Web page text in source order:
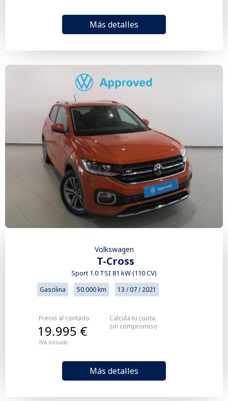
Más detalles
Volkswagen
T-Cross
Sport 1.0 TSI 81 kW (110 CV)
Gasolina 50.000 km 13 / 07 / 2021
Precio al contado
IVA incluido
19.995 €
Más detalles
Calcula tu cuota
sin compromiso